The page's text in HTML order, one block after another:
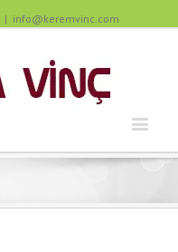
| info@keremvinc.com